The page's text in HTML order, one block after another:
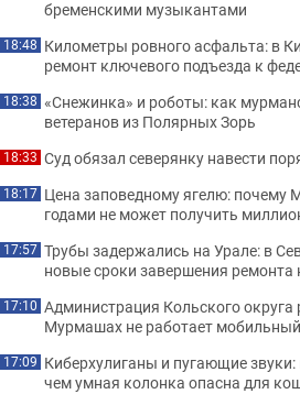
бременскими музыкантами
18:48 Километры ровного асфальта: в
ремонт ключевого подъезда к
18:38 «Снежинка» и роботы: как
ветеранов из Полярных Зорь
18:33 Суд обязал северянку навести
18:17 Цена заповедному ягелю: почему
годами не может получить
17:57 Трубы задержались на Урале: в
новые сроки завершения
17:10 Администрация Кольского округа
Мурмашах не работает мобильный
17:09 Киберхулиганы и пугающие звуки:
чем умная колонка опасна для